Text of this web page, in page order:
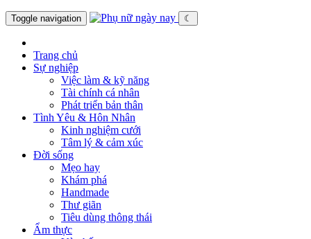
Toggle navigation ☾
Trang chủ
Sự nghiệp
Việc làm & kỹ năng
Tài chính cá nhân
Phát triển bản thân
Tình Yêu & Hôn Nhân
Kinh nghiệm cưới
Tâm lý & cảm xúc
Đời sống
Mẹo hay
Khám phá
Handmade
Thư giãn
Tiêu dùng thông thái
Ẩm thực